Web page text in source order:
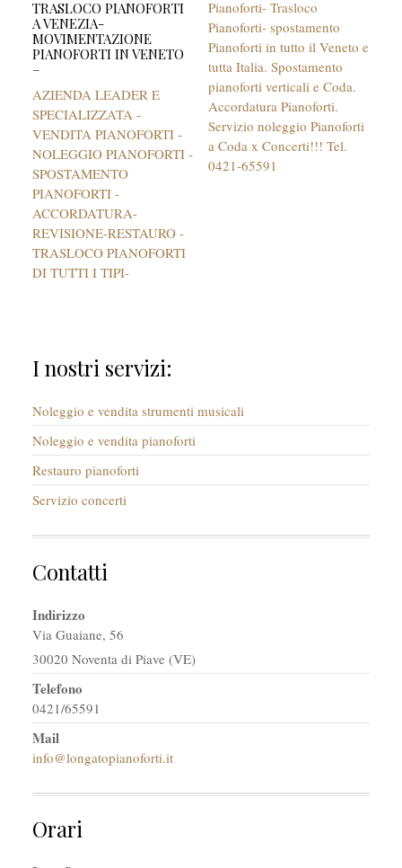
TRASLOCO PIANOFORTI
A VENEZIA-
MOVIMENTAZIONE
PIANOFORTI IN VENETO
–
AZIENDA LEADER E
SPECIALIZZATA -
VENDITA PIANOFORTI -
NOLEGGIO PIANOFORTI -
SPOSTAMENTO
PIANOFORTI -
ACCORDATURA-
REVISIONE-RESTAURO -
TRASLOCO PIANOFORTI
DI TUTTI I TIPI-
Pianoforti- Trasloco
Pianoforti- spostamento
Pianoforti in tutto il Veneto e
tutta Italia. Spostamento
pianoforti verticali e Coda.
Accordatura Pianoforti.
Servizio noleggio Pianoforti
a Coda x Concerti!!! Tel.
0421-65591
I nostri servizi:
Noleggio e vendita strumenti musicali
Noleggio e vendita pianoforti
Restauro pianoforti
Servizio concerti
Contatti
Indirizzo
Via Guaiane, 56
30020 Noventa di Piave (VE)
Telefono
0421/65591
Mail
info@longatopianoforti.it
Orari